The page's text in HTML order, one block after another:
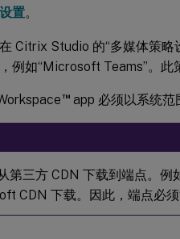
置。
Citrix Studio 的“多媒体策
例如“Microsoft Teams”。此
™app 必须以系统范
第三方 CDN 下载到端点。
CDN 下载。因此，端点必